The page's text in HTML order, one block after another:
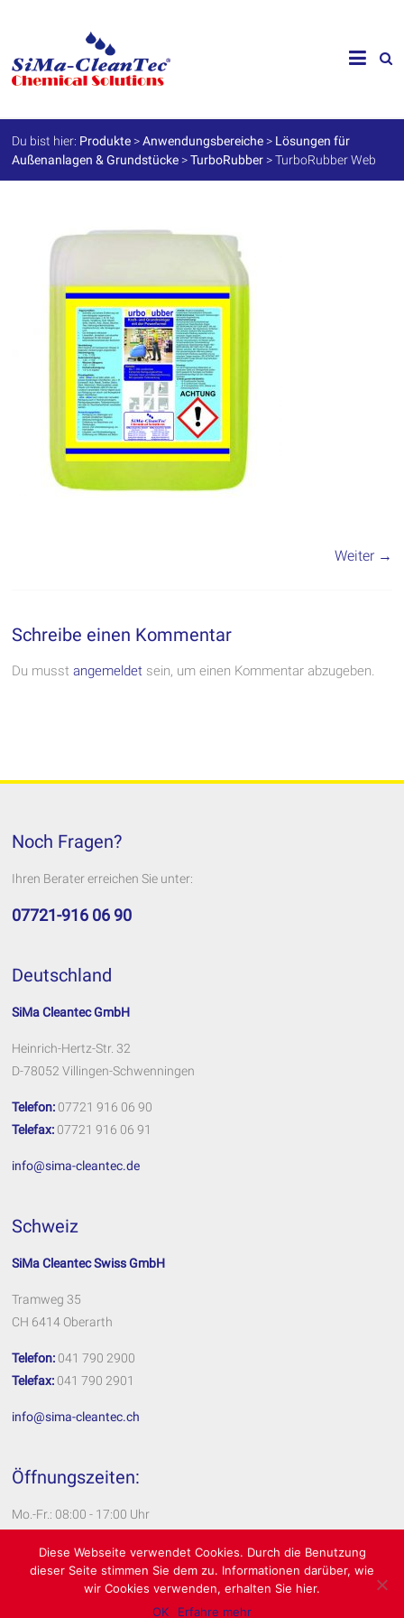
SiMa-
Cleantec
GmbH
Spezialprodukte
für
Du bist hier: Produkte >Anwendungsbereiche > Lösungen für
Außenanlagen & Grundstücke >TurboRubber >TurboRubber Web
Weiter →
Schreibe einen Kommentar
Du musstangemeldet sein, um einen Kommentar abzugeben.
Noch Fragen?
Ihren Berater erreichen Sie unter:
07721-916 06 90
Deutschland
SiMa Cleantec GmbH
Heinrich-Hertz-Str. 32
D-78052 Villingen-Schwenningen
Telefon: 07721 916 06 90
Telefax: 07721 916 06 91
info@sima-cleantec.de
Schweiz
SiMa Cleantec Swiss GmbH
Tramweg 35
CH 6414 Oberarth
Telefon: 041 790 2900
Telefax: 041 790 2901
info@sima-cleantec.ch
Öffnungszeiten:
Mo.-Fr.: 08:00 - 17:00 Uhr
Impressum
Datenschutzerklärung
Diese Webseite verwendet Cookies. Durch die Benutzung
dieser Seite stimmen Sie dem zu. Informationen darüber, wie
wir Cookies verwenden, erhalten Sie hier.
OK
Erfahre mehr